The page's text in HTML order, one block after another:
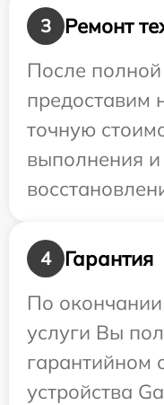
3
Ремонт
После
предоставим
точную
выполнения
4
Гарантия
По
услуги Вы
гарантийном
устройства